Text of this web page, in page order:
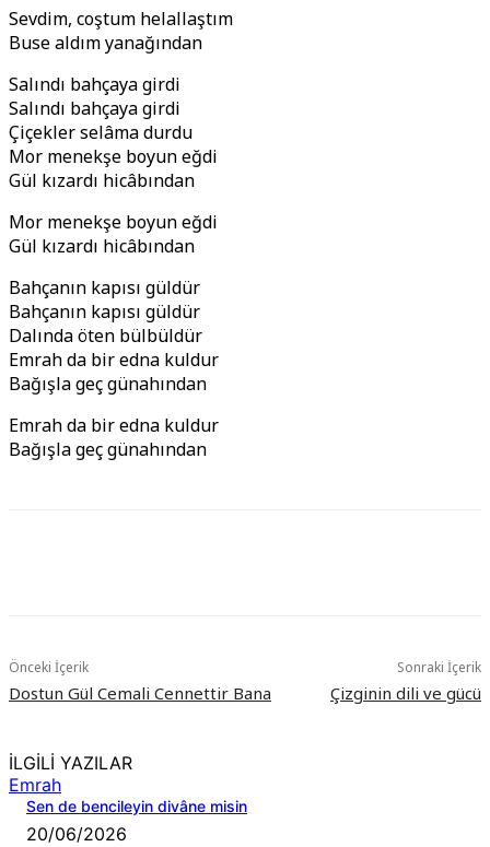
Sevdim, coştum helallaştım
Buse aldım yanağından
Salındı bahçaya girdi
Salındı bahçaya girdi
Çiçekler selâma durdu
Mor menekşe boyun eğdi
Gül kızardı hicâbından
Mor menekşe boyun eğdi
Gül kızardı hicâbından
Bahçanın kapısı güldür
Bahçanın kapısı güldür
Dalında öten bülbüldür
Emrah da bir edna kuldur
Bağışla geç günahından
Emrah da bir edna kuldur
Bağışla geç günahından
Önceki İçerik
Dostun Gül Cemali Cennettir Bana
Sonraki İçerik
Çizginin dili ve gücü
İLGİLİ YAZILAR
Emrah
Sen de bencileyin divâne misin
20/06/2026